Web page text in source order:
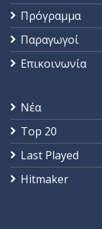
Πρόγραμμα
Παραγωγοί
Επικοινωνία
Νέα
Top 20
Last Played
Hitmaker